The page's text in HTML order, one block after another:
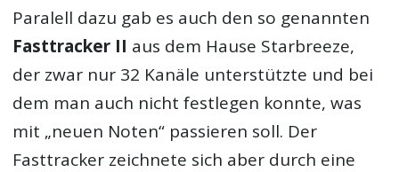
Paralell dazu gab es auch den so genannten
Fasttracker II aus dem Hause Starbreeze,
der zwar nur 32 Kanäle unterstützte und bei
dem man auch nicht festlegen konnte, was
mit „neuen Noten“ passieren soll. Der
Fasttracker zeichnete sich aber durch eine